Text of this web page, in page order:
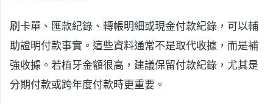
刷卡單、匯款紀錄、轉帳明細或現金付款紀錄，可以輔
助證明付款事實。這些資料通常不是取代收據，而是補
強收據。若植牙金額很高，建議保留付款紀錄，尤其是
分期付款或跨年度付款時更重要。